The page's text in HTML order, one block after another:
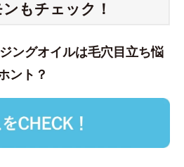
もチェック！
ングオイルは毛穴目立ち悩
ント？